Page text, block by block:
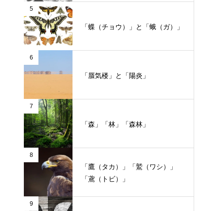
5
「蝶（チョウ）」と「蛾（ガ）」
6
「蜃気楼」と「陽炎」
7
「森」「林」「森林」
8
「鷹（タカ）」「鷲（ワシ）」
「鳶（トビ）」
9